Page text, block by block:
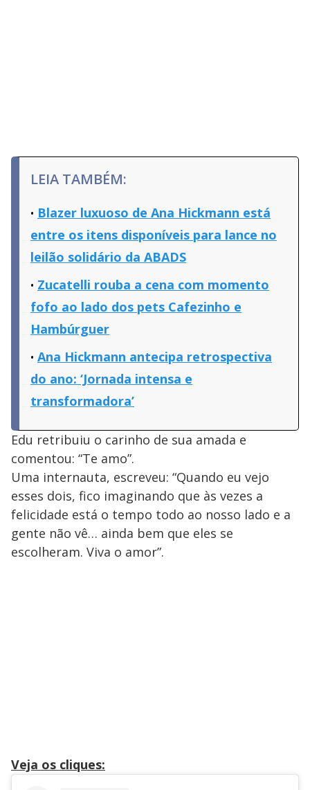
LEIA TAMBÉM:
Blazer luxuoso de Ana Hickmann está
entre os itens disponíveis para lance no
leilão solidário da ABADS
Zucatelli rouba a cena com momento
fofo ao lado dos pets Cafezinho e
Hambúrguer
Ana Hickmann antecipa retrospectiva
do ano: ‘Jornada intensa e
transformadora’
Edu retribuiu o carinho de sua amada e
comentou: “Te amo”.
Uma internauta, escreveu: “Quando eu vejo
esses dois, fico imaginando que às vezes a
felicidade está o tempo todo ao nosso lado e a
gente não vê… ainda bem que eles se
escolheram. Viva o amor”.
Veja os cliques: